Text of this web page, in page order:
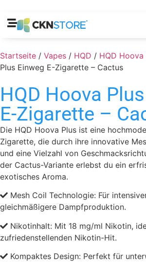
Startseite / Vapes / HQD / HQD Hoova
Plus Einweg E-Zigarette – Cactus
HQD Hoova
E-Zigarette –
Die HQD Hoova Plus ist eine
Zigarette, die durch ihre innovative
und eine Vielzahl von
der Cactus-Variante erlebst du ein
exotisches Aroma.
Mesh Coil Technologie: Für
gleichmäßigere Dampfproduktion.
Nikotinhalt: Mit 18 mg/ml Nikotin,
zufriedenstellenden Nikotin-Hit.
Kompaktes Design: Perfekt für